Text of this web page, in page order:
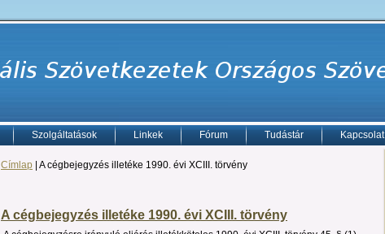
Szolgáltatások Linkek Fórum Tudástár Kapcsolat
Címlap | A cégbejegyzés illetéke 1990. évi XCIII. törvény
A cégbejegyzés illetéke 1990. évi XCIII. törvény